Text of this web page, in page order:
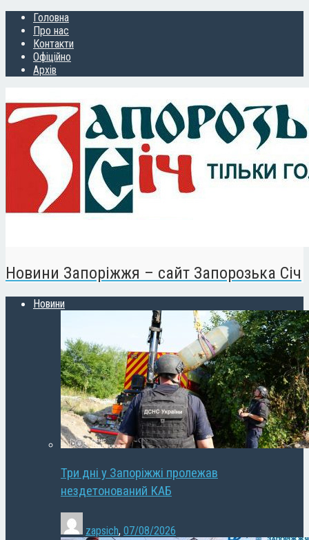
Головна
Про нас
Контакти
Офіційно
Архів
Новини Запоріжжя – сайт Запорозька Січ
Новини
Три дні у Запоріжжі пролежав
нездетонований КАБ
zapsich, 07/08/2026